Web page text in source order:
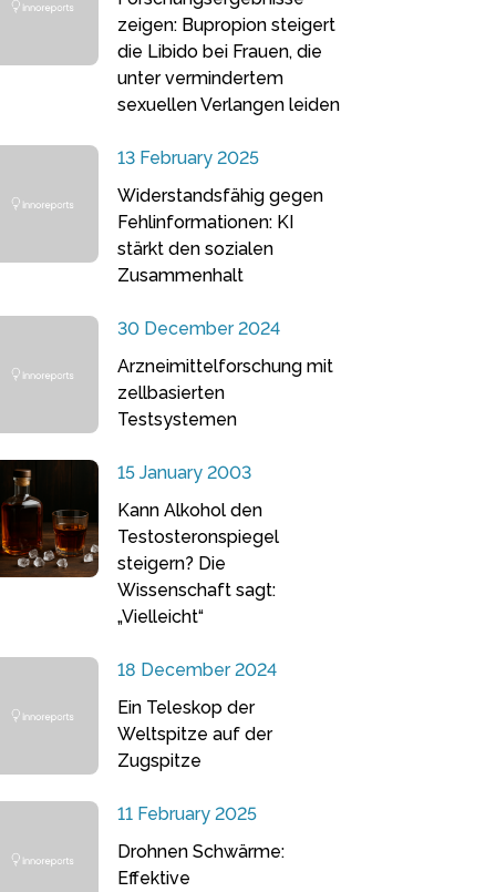
zeigen: Bupropion steigert
die Libido bei Frauen, die
unter vermindertem
sexuellen Verlangen leiden
13 February 2025
Widerstandsfähig gegen
Fehlinformationen: KI
stärkt den sozialen
Zusammenhalt
30 December 2024
Arzneimittelforschung mit
zellbasierten
Testsystemen
15 January 2003
Kann Alkohol den
Testosteronspiegel
steigern? Die
Wissenschaft sagt:
„Vielleicht“
18 December 2024
Ein Teleskop der
Weltspitze auf der
Zugspitze
11 February 2025
Drohnen Schwärme:
Effektive